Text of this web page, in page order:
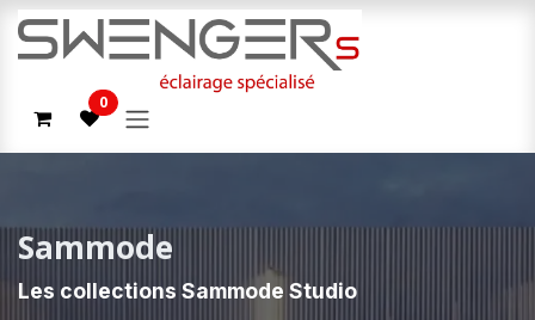
Se rendre au contenu
0
Sammode
Les collections Sammode Studio